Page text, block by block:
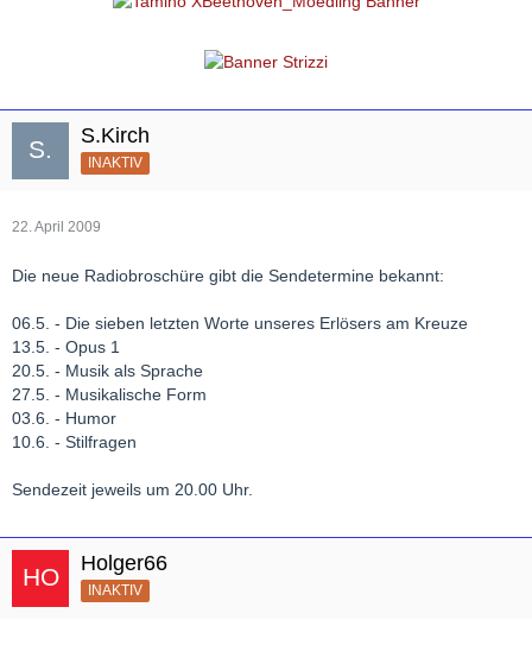
S.Kirch
INAKTIV
22. April 2009
Die neue Radiobroschüre gibt die Sendetermine bekannt:
06.5. - Die sieben letzten Worte unseres Erlösers am Kreuze
13.5. - Opus 1
20.5. - Musik als Sprache
27.5. - Musikalische Form
03.6. - Humor
10.6. - Stilfragen
Sendezeit jeweils um 20.00 Uhr.
Holger66
INAKTIV